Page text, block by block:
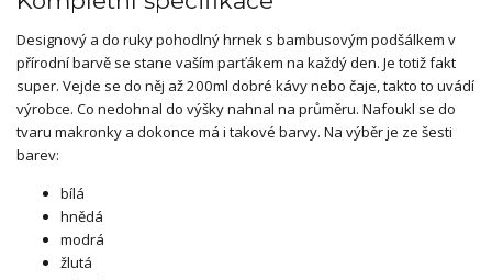
Designový a do ruky pohodlný hrnek s bambusovým podšálkem v
přírodní barvě se stane vaším parťákem na každý den. Je totiž fakt
super. Vejde se do něj až 200ml dobré kávy nebo čaje, takto to uvádí
výrobce. Co nedohnal do výšky nahnal na průměru. Nafoukl se do
tvaru makronky a dokonce má i takové barvy. Na výběr je ze šesti
barev:
bílá
hnědá
modrá
žlutá